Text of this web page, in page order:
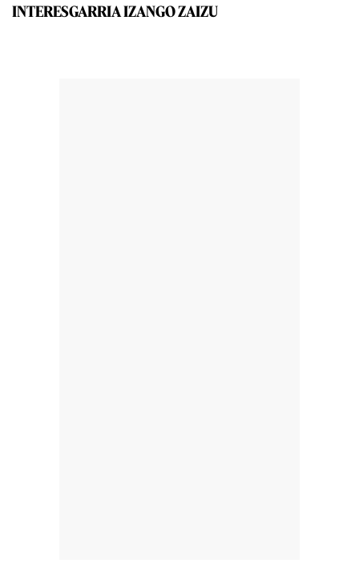
INTERESGARRIA IZANGO ZAIZU